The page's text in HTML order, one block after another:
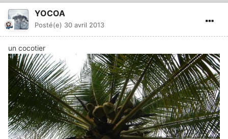
YOCOA
Posté(e) 30 avril 2013
un cocotier